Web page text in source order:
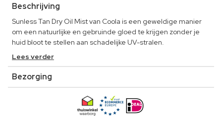
Beschrijving
Sunless Tan Dry Oil Mist van Coola is een geweldige manier
om een natuurlijke en gebruinde gloed te krijgen zonder je
huid bloot te stellen aan schadelijke UV-stralen.
Lees verder
Bezorging